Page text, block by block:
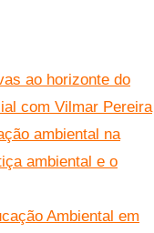
ao horizonte do
com Vilmar Pereira
ambiental na
ambiental e o
Ambiental em